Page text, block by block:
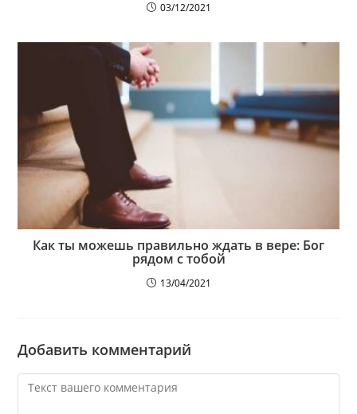
03/12/2021
Как ты можешь правильно ждать в вере: Бог
рядом с тобой
13/04/2021
Добавить комментарий